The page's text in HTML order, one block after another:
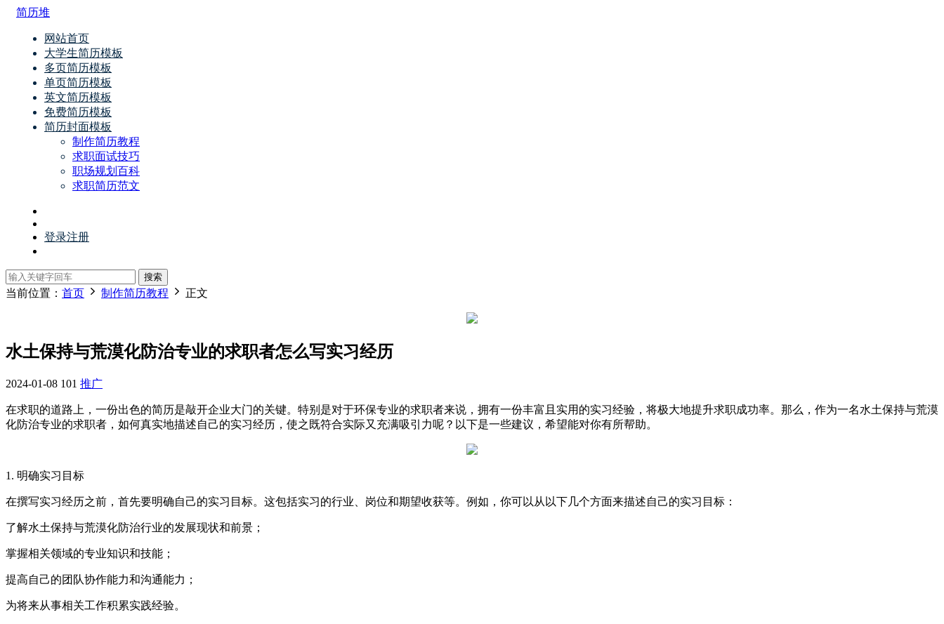
简历堆
网站首页
大学生简历模板
多页简历模板
单页简历模板
英文简历模板
免费简历模板
简历封面模板
制作简历教程
求职面试技巧
职场规划百科
求职简历范文
登录注册
搜索
当前位置： 首页 制作简历教程 正文
水土保持与荒漠化防治专业的求职者怎么写实习经历
2024-01-08 101 推广
在求职的道路上，一份出色的简历是敲开企业大门的关键。特别是对于环保专业的求职者来说，拥有一份丰富且实用的实习经验，将极大地提升求职成功率。那么，作为一名水土保持与荒漠
化防治专业的求职者，如何真实地描述自己的实习经历，使之既符合实际又充满吸引力呢？以下是一些建议，希望能对你有所帮助。
1. 明确实习目标
在撰写实习经历之前，首先要明确自己的实习目标。这包括实习的行业、岗位和期望收获等。例如，你可以从以下几个方面来描述自己的实习目标：
了解水土保持与荒漠化防治行业的发展现状和前景；
掌握相关领域的专业知识和技能；
提高自己的团队协作能力和沟通能力；
为将来从事相关工作积累实践经验。